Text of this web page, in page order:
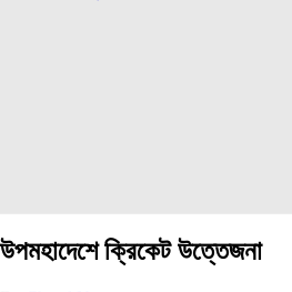
উপমহাদেশে ক্রিকেট উত্তেজনা